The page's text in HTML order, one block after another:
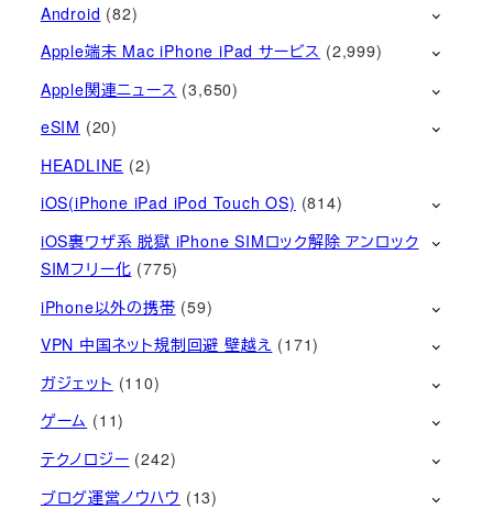
Android (82)
Apple端末 Mac iPhone iPad サービス (2,999)
Apple関連ニュース (3,650)
eSIM (20)
HEADLINE (2)
iOS(iPhone iPad iPod Touch OS) (814)
iOS裏ワザ系 脱獄 iPhone SIMロック解除 アンロック
SIMフリー化 (775)
iPhone以外の携帯 (59)
VPN 中国ネット規制回避 壁越え (171)
ガジェット (110)
ゲーム (11)
テクノロジー (242)
ブログ運営ノウハウ (13)